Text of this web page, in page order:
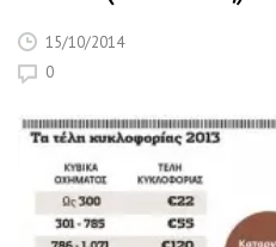
15/10/2014
0